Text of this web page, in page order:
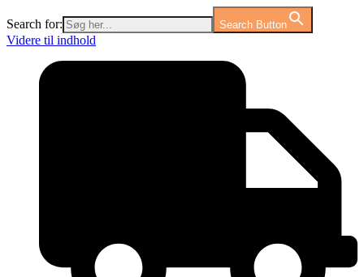
Search for: Search Button
Videre til indhold